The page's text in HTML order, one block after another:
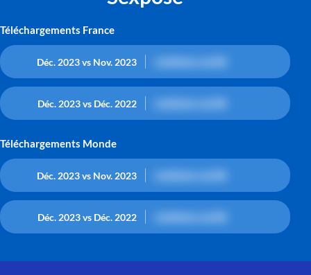
Téléchargements France
Déc. 2023 vs Nov. 2023
Déc. 2023 vs Déc. 2022
Téléchargements Monde
Déc. 2023 vs Nov. 2023
Déc. 2023 vs Déc. 2022